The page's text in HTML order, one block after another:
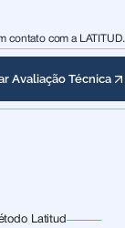
contato com a LATITUD.
Avaliação Técnica
Latitud